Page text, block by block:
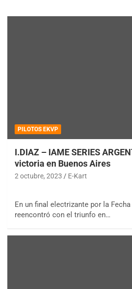
PILOTOS EKVP
I.DIAZ – IAME SERIES
victoria en Buenos Aires
2 octubre, 2023 E-Kart
En un final electrizante por la
reencontró con el triunfo en…